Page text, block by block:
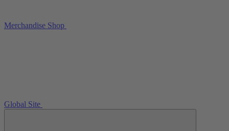
Merchandise Shop
Global Site